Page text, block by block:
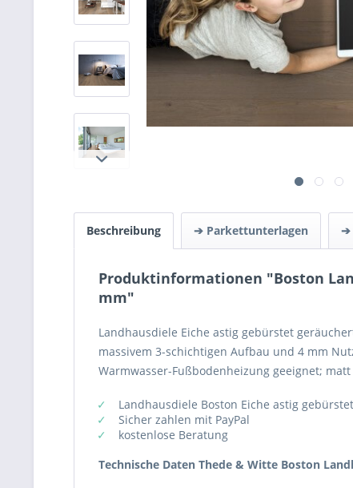
Beschreibung ➔ Parkettunterlagen ➔
Produktinformationen "Boston
mm"
Landhausdiele Eiche astig gebürstet
massivem 3-schichtigen Aufbau und 4 mm
Warmwasser-Fußbodenheizung geeignet;
Landhausdiele Boston Eiche astig
Sicher zahlen mit PayPal
kostenlose Beratung
Technische Daten Thede & Witte Boston